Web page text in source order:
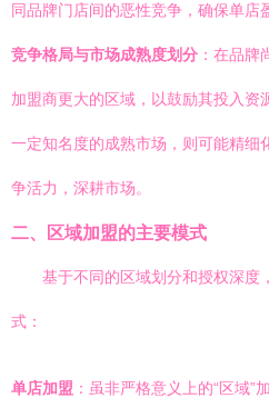
同品牌门店间的恶性竞争，确保单店
竞争格局与市场成熟度划分 ：在品
加盟商更大的区域，以鼓励其投入资
一定知名度的成熟市场，则可能精细
争活力，深耕市场。
二、区域加盟的主要模式
基于不同的区域划分和授权深度
式：
单店加盟 ：虽非严格意义上的“区域